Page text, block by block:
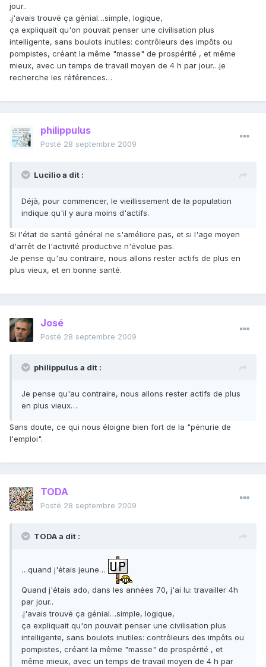
jour..
.j'avais trouvé ça génial…simple, logique,
ça expliquait qu'on pouvait penser une civilisation plus
intelligente, sans boulots inutiles: contrôleurs des impôts ou
pompistes, créant la même "masse" de prospérité , et même
mieux, avec un temps de travail moyen de 4 h par jour…je
recherche les références…
philippulus
Posté 28 septembre 2009
Lucilio a dit :
Déjà, pour commencer, le vieillissement de la population
indique qu'il y aura moins d'actifs.
Si l'état de santé général ne s'améliore pas, et si l'age moyen
d'arrêt de l'activité productive n'évolue pas.
Je pense qu'au contraire, nous allons rester actifs de plus en
plus vieux, et en bonne santé.
José
Posté 28 septembre 2009
philippulus a dit :
Je pense qu'au contraire, nous allons rester actifs de plus
en plus vieux…
Sans doute, ce qui nous éloigne bien fort de la "pénurie de
l'emploi".
TODA
Posté 28 septembre 2009
TODA a dit :
…quand j'étais jeune…
Quand j'étais ado, dans les années 70, j'ai lu: travailler 4h
par jour..
.j'avais trouvé ça génial…simple, logique,
ça expliquait qu'on pouvait penser une civilisation plus
intelligente, sans boulots inutiles: contrôleurs des impôts ou
pompistes, créant la même "masse" de prospérité , et
même mieux, avec un temps de travail moyen de 4 h par